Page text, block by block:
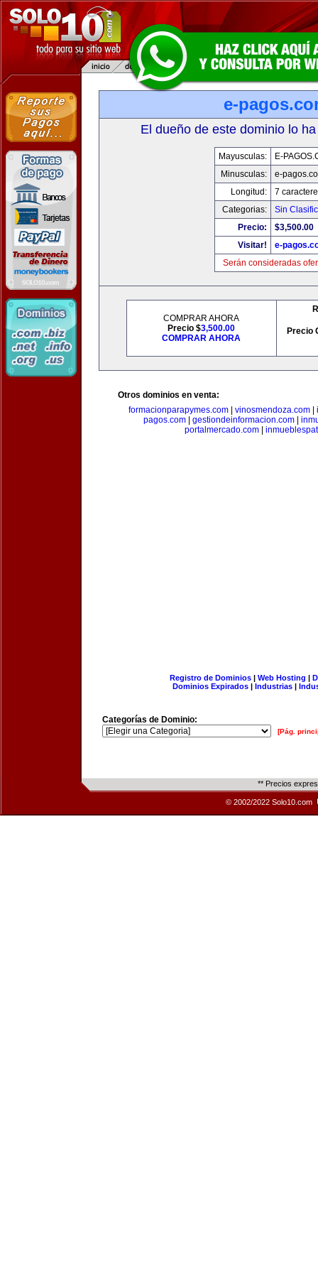
e-
El dueño de este dominio lo
Mayusculas:
E-
Minusculas:
e-
Longitud:
7
Categorias:
Sin
Precio:
$3,500.00
Visitar!
e-
Serán consideradas
COMPRAR AHORA
Precio $3,500.00
COMPRAR AHORA
Precio
Otros dominios en venta:
formacionparapymes.com| vinosmendoza.com|
pagos.com| gestiondeinformacion.com|
portalmercado.com
Registro de Dominios| Web Hosting |
Dominios Expirados | Industrias |
Categorías de Dominio:
[Pág.
** Precios
© 2002/2022 Solo10.com